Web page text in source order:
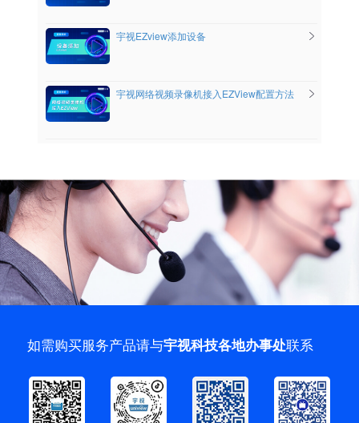
宇视EZview添加设备
宇视网络视频录像机接入EZView配置方法
如需购买服务产品请与宇视科技各地办事处联系